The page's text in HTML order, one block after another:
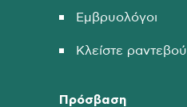
Εμβρυολόγοι
Κλείστε ραντεβού
Πρόσβαση